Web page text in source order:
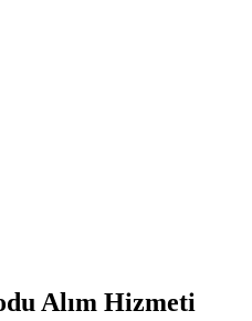
Alım Hizmeti